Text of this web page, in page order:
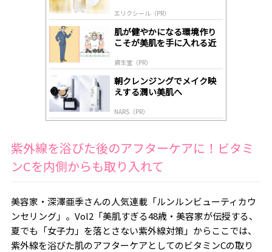
エリクシール（PR）
肌が健やかになる環境作り
こそが美肌を手に入れる近
資生堂（PR）
朝クレンジングでメイク映
えする潤い美肌へ
NARS（PR）
紫外線を浴びた後のアフターケアに！ビタミ
ンCを内側からも取り入れて
美容家・深澤亜季さんの人気連載「ルンルンビューティカウ
ンセリング」。Vol2「美肌すぎる48歳・美容家が伝授する、
夏でも「女子力」を落とさない紫外線対策」からここでは、
紫外線を浴びた肌のアフターケアとしてのビタミンCの取り